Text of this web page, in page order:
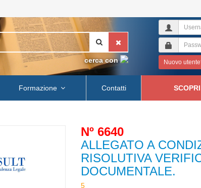
cerca con Nuovo
Formazione Contatti
Nº 6640
ALLEGATO A
RISOLUTIVA
DOCUMENTALE.